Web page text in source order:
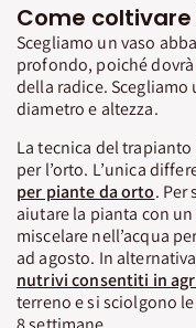
Come coltivare
Scegliamo un vaso
profondo, poiché
della radice.
diametro e altezza.
La tecnica del
per l’orto. L’unica
per piante da orto.
aiutare la pianta con un
miscelare nell’acqua
ad agosto. In
nutrivi consentiti in
terreno e si sciolgono